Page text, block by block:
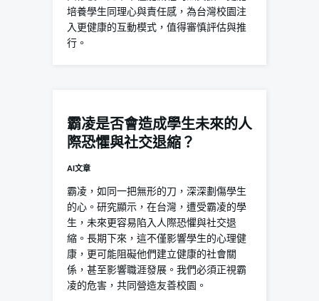
培養學生同理心與責任感，為台灣校園注
入更健康的互動模式，值得審慎評估與推
行。
霸凌是否會造成學生未來的人
際恐懼與社交退縮？
AI文章
霸凌，如同一把無形的刀，深深劃傷學生
的心。研究顯示，在台灣，遭受霸凌的學
生，未來更容易陷入人際恐懼與社交退
縮。長期下來，這不僅影響學生的心理健
康，更可能阻礙他們建立健康的社會關
係，甚至影響職涯發展。我們必須正視霸
凌的危害，共同營造友善校園。